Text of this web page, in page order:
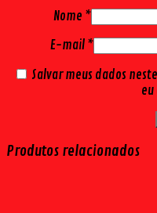
Nome *
E-mail *
Salvar meus dados
Produtos relacionados